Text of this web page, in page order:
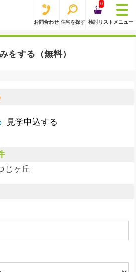
お問合わせ 住宅を探す
0
検討リスト メニュー
をする（無料）
見学申込する
じヶ丘